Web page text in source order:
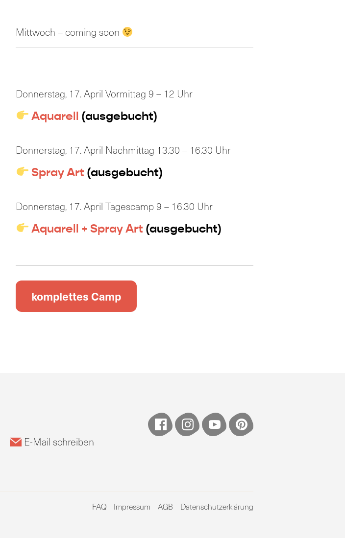
Mittwoch – coming soon
Donnerstag, 17. April Vormittag 9 – 12 Uhr
Aquarell (ausgebucht)
Donnerstag, 17. April Nachmittag 13.30 – 16.30 Uhr
Spray Art (ausgebucht)
Donnerstag, 17. April Tagescamp 9 – 16.30 Uhr
Aquarell + Spray Art (ausgebucht)
komplettes Camp
E-Mail schreiben
FAQ Impressum AGB Datenschutzerklärung